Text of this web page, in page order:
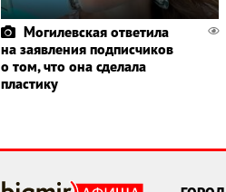
Могилевская ответила
на заявления подписчиков
о том, что она сделала
пластику